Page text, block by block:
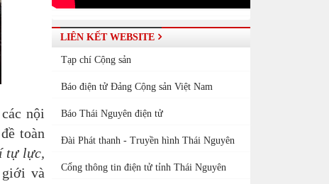
nội
toàn
tự lực,
giới và
LIÊN KẾT WEBSITE
Tạp chí Cộng sản
Báo điện tử Đảng Cộng sản Việt Nam
Báo Thái Nguyên điện tử
Đài Phát thanh - Truyền hình Thái Nguyên
Cổng thông tin điện tử tỉnh Thái Nguyên